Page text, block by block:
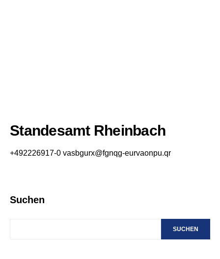
Standesamt Rheinbach
+492226917-0 vasbgurx@fgnqg-eurvaonpu.qr
Suchen
SUCHEN